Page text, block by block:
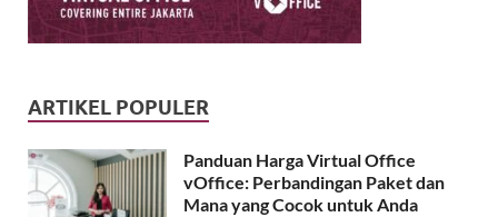
ARTIKEL POPULER
Panduan Harga Virtual Office
vOffice: Perbandingan Paket dan
Mana yang Cocok untuk Anda